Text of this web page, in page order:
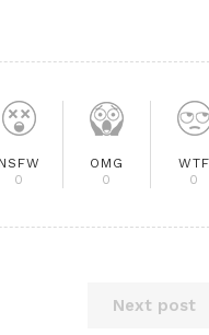
NSFW
0
OMG
0
WTF
0
Next post